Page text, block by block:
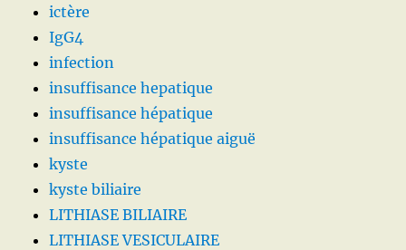
ictère
IgG4
infection
insuffisance hepatique
insuffisance hépatique
insuffisance hépatique aiguë
kyste
kyste biliaire
LITHIASE BILIAIRE
LITHIASE VESICULAIRE